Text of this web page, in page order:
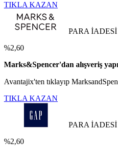
TIKLA KAZAN
PARA İADESİ
%2,60
Marks&Spencer'dan alışveriş
Avantajix'ten tıklayıp
TIKLA KAZAN
PARA İADESİ
%2,60